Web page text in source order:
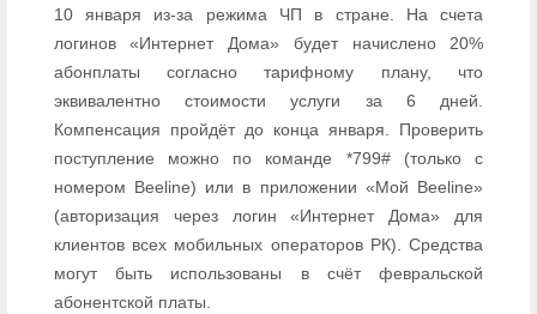
10 января из-за режима ЧП в стране. На счета
логинов «Интернет Дома» будет начислено 20%
абонплаты согласно тарифному плану, что
эквивалентно стоимости услуги за 6 дней.
Компенсация пройдёт до конца января. Проверить
поступление можно по команде *799# (только с
номером Beeline) или в приложении «Мой Beeline»
(авторизация через логин «Интернет Дома» для
клиентов всех мобильных операторов РК). Средства
могут быть использованы в счёт февральской
абонентской платы.